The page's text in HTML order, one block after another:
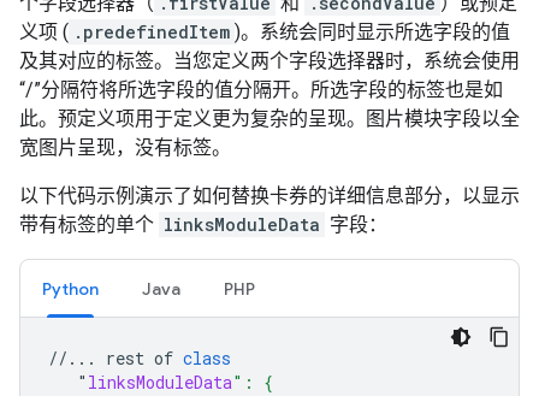
义项 ( .predefinedItem )。系统会同时显示所选字段的值
及其对应的标签。当您定义两个字段选择器时，系统会使用
“/”分隔符将所选字段的值分隔开。所选字段的标签也是如
此。预定义项用于定义更为复杂的呈现。图片模块字段以全
宽图片呈现，没有标签。
以下代码示例演示了如何替换卡券的详细信息部分，以显示
带有标签的单个 linksModuleData 字段：
Python Java PHP
//... rest of class
" linksModuleData": {